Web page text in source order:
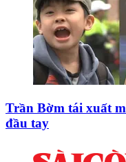
Trần Bờm tái xuất
đầu tay